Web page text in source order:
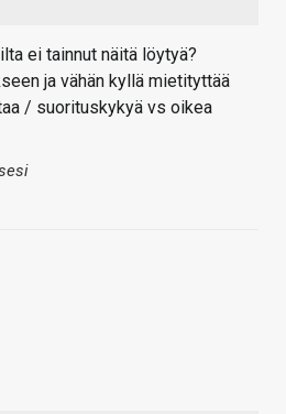
ei tainnut näitä löytyä?
ja vähän kyllä mietityttää
/ suorituskykyä vs oikea